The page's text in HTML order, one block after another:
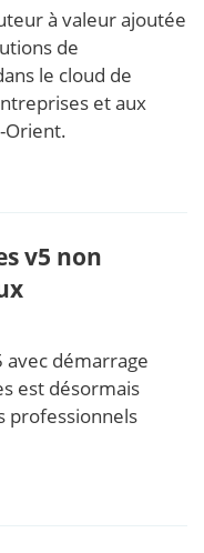
à valeur ajoutée
de
le cloud de
et aux
Orient.
v5 non
avec démarrage
est désormais
professionnels